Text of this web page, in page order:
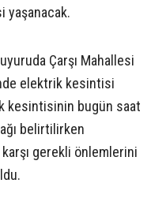
yaşanacak.
Çarşı Mahallesi
elektrik kesintisi
kesintisinin bugün saat
belirtilirken
gerekli önlemlerini